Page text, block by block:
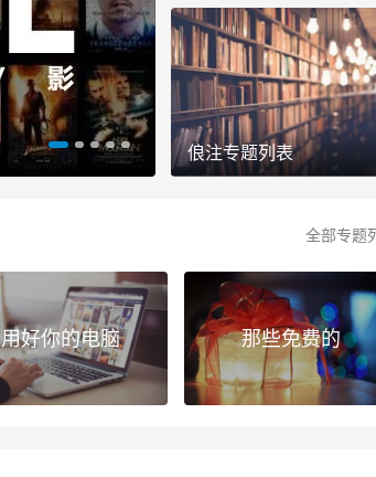
老俍带你玩转Pi币
俍注专题列表
全部专题
用好你的电脑 那些免费的